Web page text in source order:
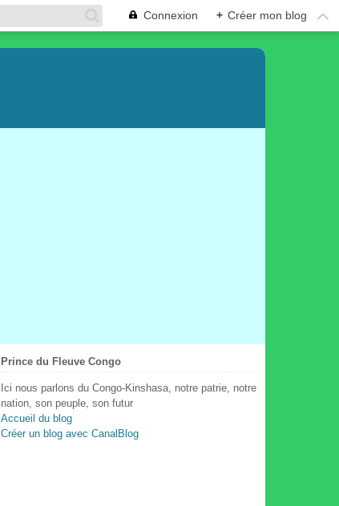
Connexion + Créer mon blog
Prince du Fleuve Congo
Ici nous parlons du Congo-Kinshasa, notre patrie, notre
nation, son peuple, son futur
Accueil du blog
Créer un blog avec CanalBlog